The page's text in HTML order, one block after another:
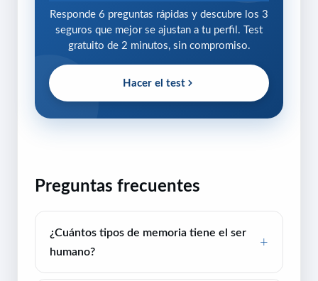
Responde 6 preguntas rápidas y descubre los 3
seguros que mejor se ajustan a tu perfil. Test
gratuito de 2 minutos, sin compromiso.
Hacer el test
Preguntas frecuentes
¿Cuántos tipos de memoria tiene el ser
humano?